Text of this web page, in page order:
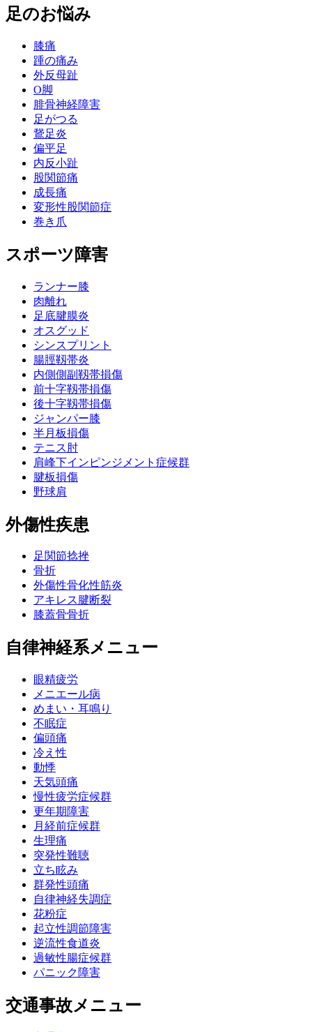
足のお悩み
膝痛
踵の痛み
外反母趾
О脚
腓骨神経障害
足がつる
鵞足炎
偏平足
内反小趾
股関節痛
成長痛
変形性股関節症
巻き爪
スポーツ障害
ランナー膝
肉離れ
足底腱膜炎
オスグッド
シンスプリント
腸脛靱帯炎
内側側副靱帯損傷
前十字靱帯損傷
後十字靱帯損傷
ジャンパー膝
半月板損傷
テニス肘
肩峰下インピンジメント症候群
腱板損傷
野球肩
外傷性疾患
足関節捻挫
骨折
外傷性骨化性筋炎
アキレス腱断裂
膝蓋骨骨折
自律神経系メニュー
眼精疲労
メニエール病
めまい・耳鳴り
不眠症
偏頭痛
冷え性
動悸
天気頭痛
慢性疲労症候群
更年期障害
月経前症候群
生理痛
突発性難聴
立ち眩み
群発性頭痛
自律神経失調症
花粉症
起立性調節障害
逆流性食道炎
過敏性腸症候群
パニック障害
交通事故メニュー